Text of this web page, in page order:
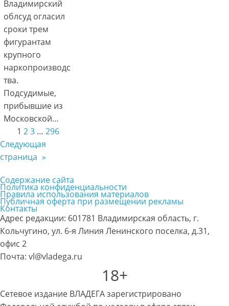
Владимирский
облсуд огласил
сроки трем
фигурантам
крупного
наркопроизводс
тва.
Подсудимые,
прибывшие из
Московской…
1 23 … 296
Следующая
страница »
Содержание сайта
Политика конфиденциальности
Правила использования материалов
Публичная оферта при размещении рекламы
Контакты
Адрес редакции: 601781 Владимирская область, г.
Кольчугино, ул. 6-я Линия Ленинского поселка, д.31,
офис 2
Почта: vl@vladega.ru
18+
Сетевое издание ВЛАДЕГА зарегистрировано